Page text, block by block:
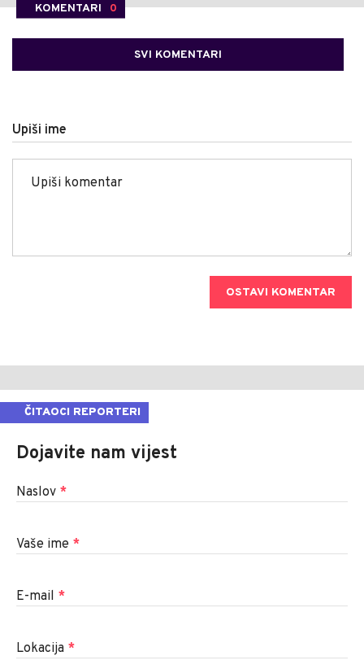
KOMENTARI 0
SVI KOMENTARI
Upiši ime
OSTAVI KOMENTAR
ČITAOCI REPORTERI
Dojavite nam vijest
Naslov *
Vaše ime *
E-mail *
Lokacija *